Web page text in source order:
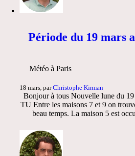
Période du 19 mars
Météo à Paris
18 mars, parChristophe Kirman
Bonjour à tous Nouvelle lune du
TU Entre les maisons 7 et 9 on
beau temps. La maison 5 est